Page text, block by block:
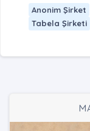
Anonim Şirket
Tabela Şirketi